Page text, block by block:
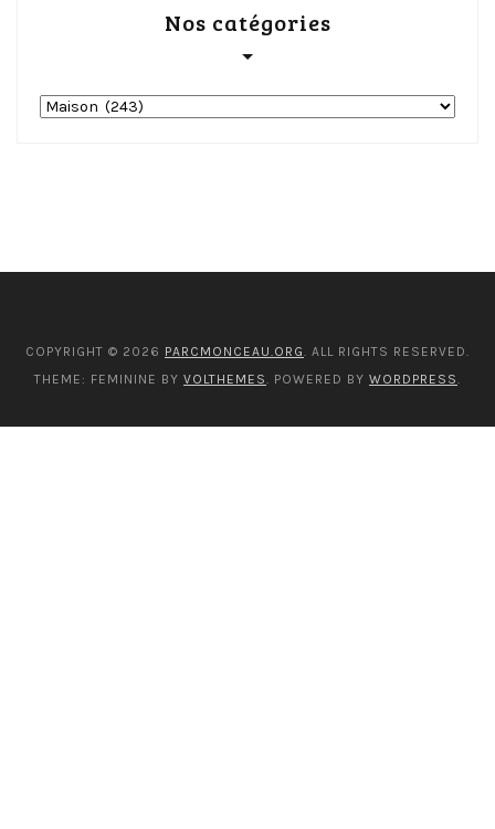
Nos catégories
COPYRIGHT © 2026 PARCMONCEAU.ORG
. ALL RIGHTS RESERVED.
THEME: FEMININE BY VOLTHEMES . POWERED BY WORDPRESS